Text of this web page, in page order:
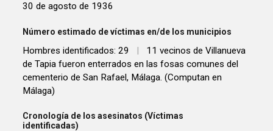
30 de agosto de 1936
Número estimado de víctimas en/de los municipios
Hombres identificados: 29 |
11 vecinos de Villanueva
de Tapia fueron enterrados en las fosas comunes del
cementerio de San Rafael, Málaga. (Computan en
Málaga)
Cronología de los asesinatos (Víctimas
identificadas)